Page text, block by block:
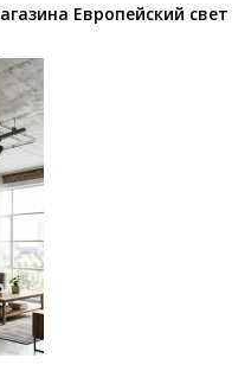
Европейский свет